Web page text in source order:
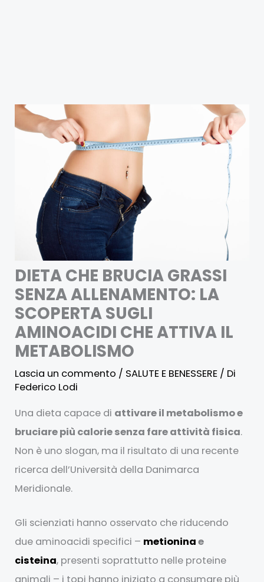
DIETA CHE BRUCIA GRASSI
SENZA ALLENAMENTO: LA
SCOPERTA SUGLI
AMINOACIDI CHE ATTIVA IL
METABOLISMO
Lascia un commento / SALUTE E BENESSERE / Di
Federico Lodi
Una dieta capace di attivare il metabolismo e
bruciare più calorie senza fare attività fisica.
Non è uno slogan, ma il risultato di una recente
ricerca dell’Università della Danimarca
Meridionale.
Gli scienziati hanno osservato che riducendo
due aminoacidi specifici – metioninae
cisteina, presenti soprattutto nelle proteine
animali – i topi hanno iniziato a consumare più